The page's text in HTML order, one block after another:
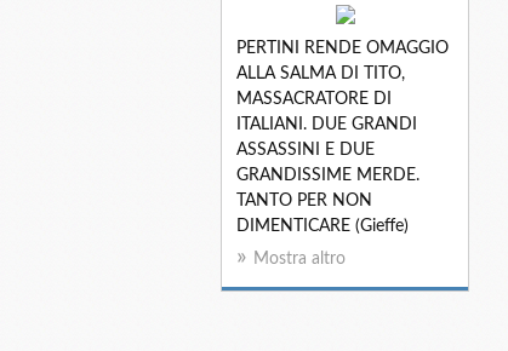
PERTINI RENDE OMAGGIO
ALLA SALMA DI TITO,
MASSACRATORE DI
ITALIANI. DUE GRANDI
ASSASSINI E DUE
GRANDISSIME MERDE.
TANTO PER NON
DIMENTICARE (Gieffe)
Mostra altro